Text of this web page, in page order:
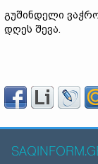
გუშინდელი
დღეს შევა.